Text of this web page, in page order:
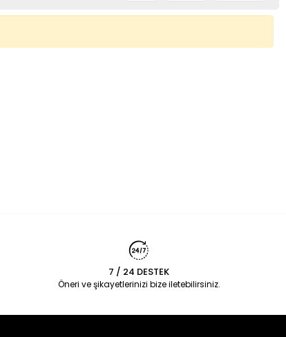
7 / 24 DESTEK
Öneri ve şikayetlerinizi bize iletebilirsiniz.